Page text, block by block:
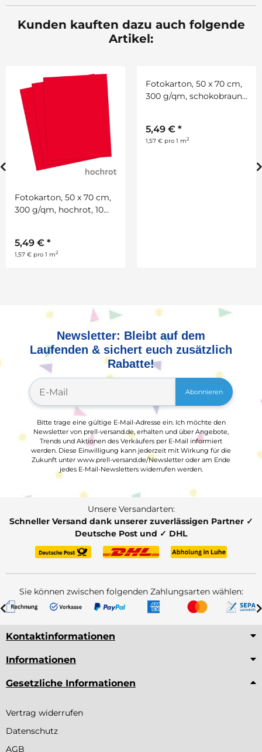
Kunden kauften dazu auch folgende
Artikel:
Fotokarton, 50 x 70 cm,
300 g/qm, hochrot, 10
5,49 € *
1,57 € pro 1 m2
Newsletter: Bleibt auf dem
Laufenden & sichert euch zusätzlich
Rabatte!
Abonnieren
Bitte trage eine gültige E-Mail-Adresse ein. Ich möchte den
Newsletter von prell-versand.de, erhalten und über Angebote,
Trends und Aktionen des Verkäufers per E-Mail informiert
werden. Diese Einwilligung kann jederzeit mit Wirkung für die
Zukunft unter www.prell-versand.de/Newsletter oder am Ende
jedes E-Mail-Newsletters widerrufen werden.
Unsere Versandarten:
Schneller Versand dank unserer zuverlässigen Partner ✓
Deutsche Post und ✓ DHL
Sie können zwischen folgenden Zahlungsarten wählen:
Kontaktinformationen
Informationen
Gesetzliche Informationen
Vertrag widerrufen
Datenschutz
AGB